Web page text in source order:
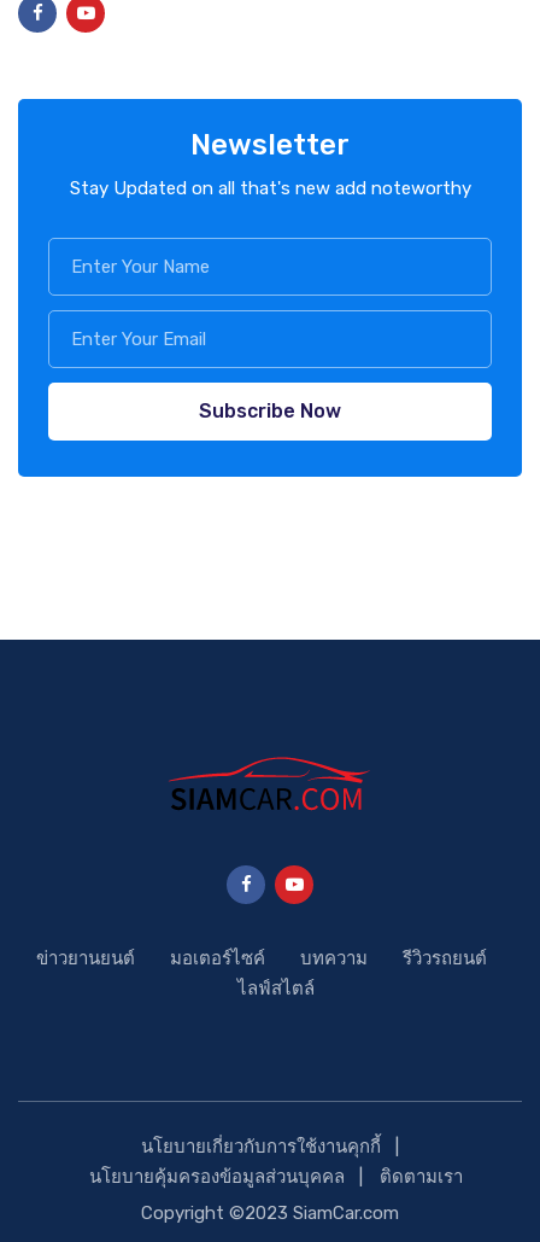
Newsletter
Stay Updated on all that's new add noteworthy
Subscribe Now
ข่าวยานยนต์ มอเตอร์ไซค์ บทความ
รีวิวรถยนต์
ไลฟ์สไตล์
นโยบายเกี่ยวกับการใช้งานคุกกี้
นโยบายคุ้มครองข้อมูลส่วนบุคคล
ติดตามเรา
Copyright ©2023 SiamCar.com